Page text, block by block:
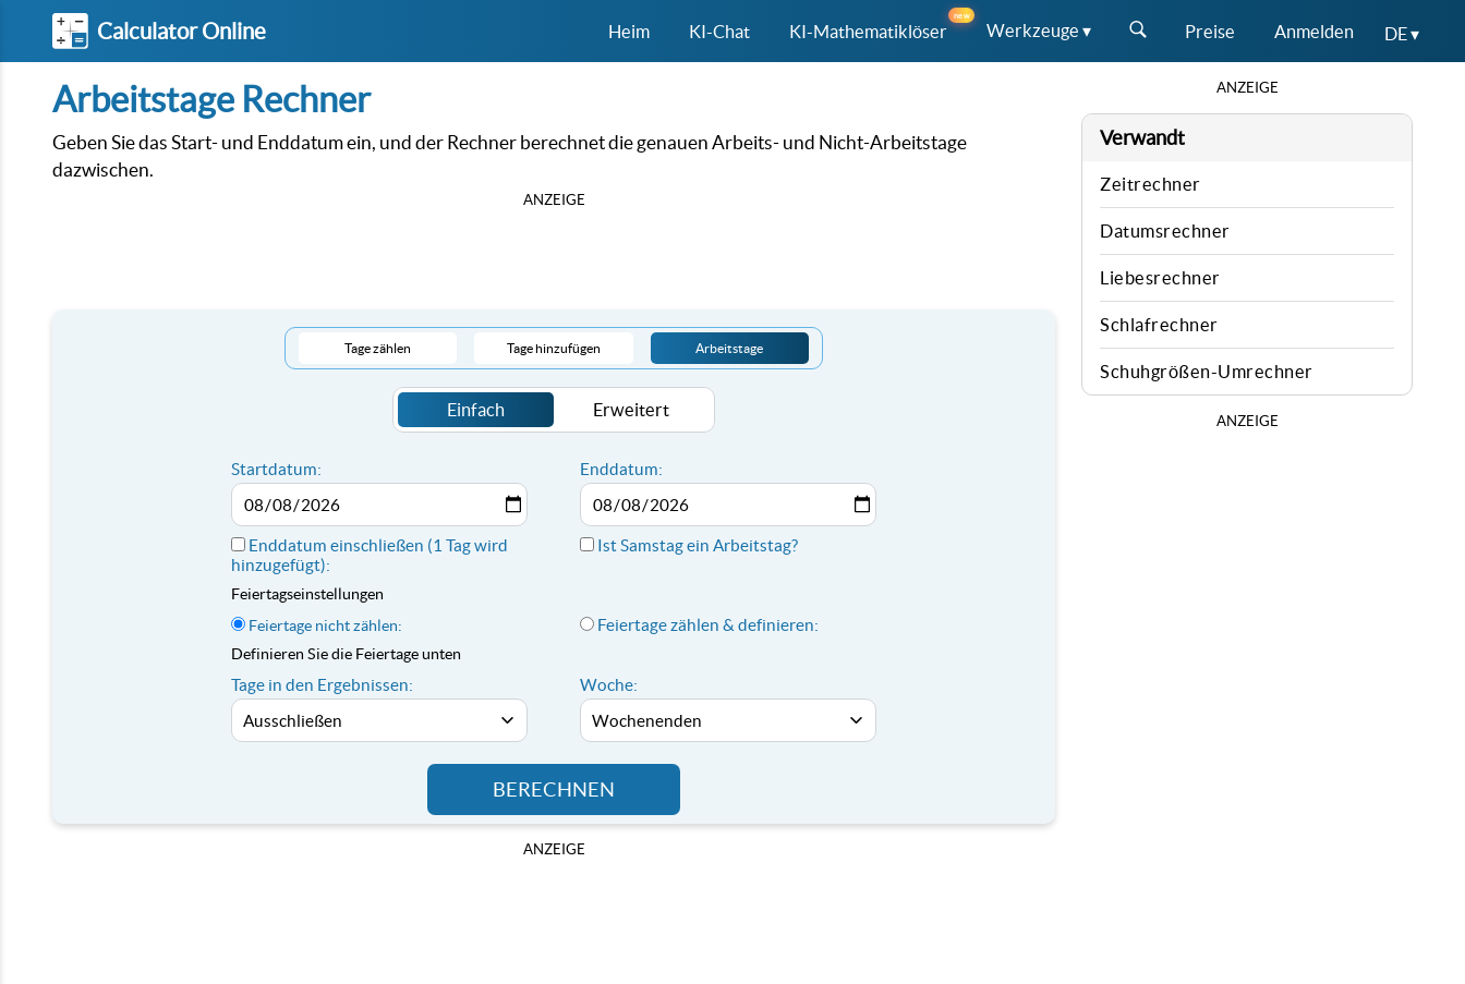
Calculator Online Heim KI-Chat KI-Mathematiklöser
new
Werkzeuge ▾ Preise Anmelden DE ▾
Arbeitstage Rechner
Geben Sie das Start- und Enddatum ein, und der Rechner berechnet die genauen Arbeits- und Nicht-Arbeitstage
dazwischen.
ANZEIGE
Tage zählen Tage hinzufügen Arbeitstage
Einfach Erweitert
Startdatum: Enddatum:
Enddatum einschließen (1 Tag wird
hinzugefügt):
Ist Samstag ein Arbeitstag?
Feiertagseinstellungen
Feiertage nicht zählen:
Feiertage zählen & definieren:
Definieren Sie die Feiertage unten
Tage in den Ergebnissen: Woche:
BERECHNEN
ANZEIGE
ANZEIGE
Verwandt
Zeitrechner
Datumsrechner
Liebesrechner
Schlafrechner
Schuhgrößen-Umrechner
ANZEIGE